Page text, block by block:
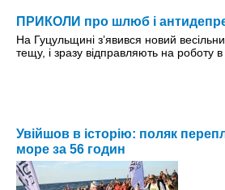
ПРИКОЛИ про шлюб і
На Гуцульщині з’явився новий
тещу, і зразу відправляють на роботу в
Увійшов в історію: поляк
море за 56 годин